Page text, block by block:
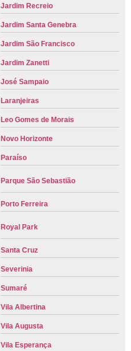
Jardim Recreio
Jardim Santa Genebra
Jardim São Francisco
Jardim Zanetti
José Sampaio
Laranjeiras
Leo Gomes de Morais
Novo Horizonte
Paraíso
Parque São Sebastião
Porto Ferreira
Royal Park
Santa Cruz
Severinia
Sumaré
Vila Albertina
Vila Augusta
Vila Esperança